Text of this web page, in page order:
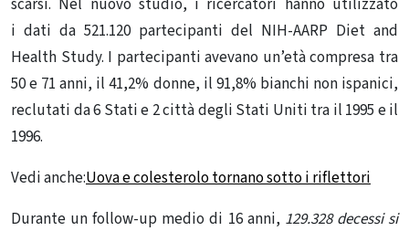
scarsi. Nel nuovo studio, i ricercatori hanno utilizzato
i dati da 521.120 partecipanti del NIH-AARP Diet and
Health Study. I partecipanti avevano un’età compresa tra
50 e 71 anni, il 41,2% donne, il 91,8% bianchi non ispanici,
reclutati da 6 Stati e 2 città degli Stati Uniti tra il 1995 e il
1996.
Vedi anche:Uova e colesterolo tornano sotto i riflettori
Durante un follow-up medio di 16 anni, 129.328 decessi si